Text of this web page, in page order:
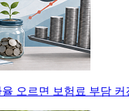
오르면 보험료 부담 커